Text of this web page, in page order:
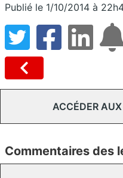
Publié le 1/10/2014 à
ACCÉDER
Commentaires des